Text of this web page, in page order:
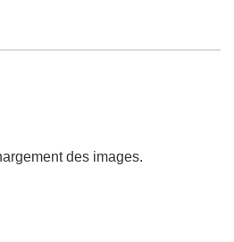
des images.